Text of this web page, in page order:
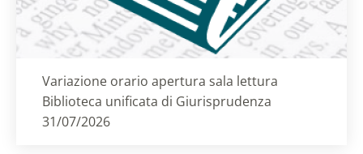
Titolo card :
Variazione orario apertura sala lettura
Biblioteca unificata di Giurisprudenza
31/07/2026